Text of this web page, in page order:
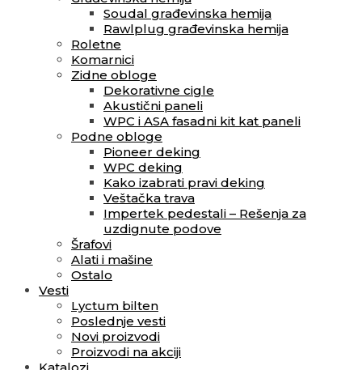
Soudal građevinska hemija
Rawlplug građevinska hemija
Roletne
Komarnici
Zidne obloge
Dekorativne cigle
Akustični paneli
WPC i ASA fasadni kit kat paneli
Podne obloge
Pioneer deking
WPC deking
Kako izabrati pravi deking
Veštačka trava
Impertek pedestali – Rešenja za
uzdignute podove
Šrafovi
Alati i mašine
Ostalo
Vesti
Lyctum bilten
Poslednje vesti
Novi proizvodi
Proizvodi na akciji